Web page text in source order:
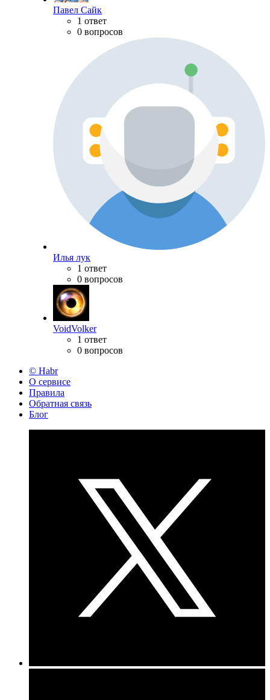
Павел Сайк
1 ответ
0 вопросов
Илья лук
1 ответ
0 вопросов
VoidVolker
1 ответ
0 вопросов
© Habr
О сервисе
Правила
Обратная связь
Блог